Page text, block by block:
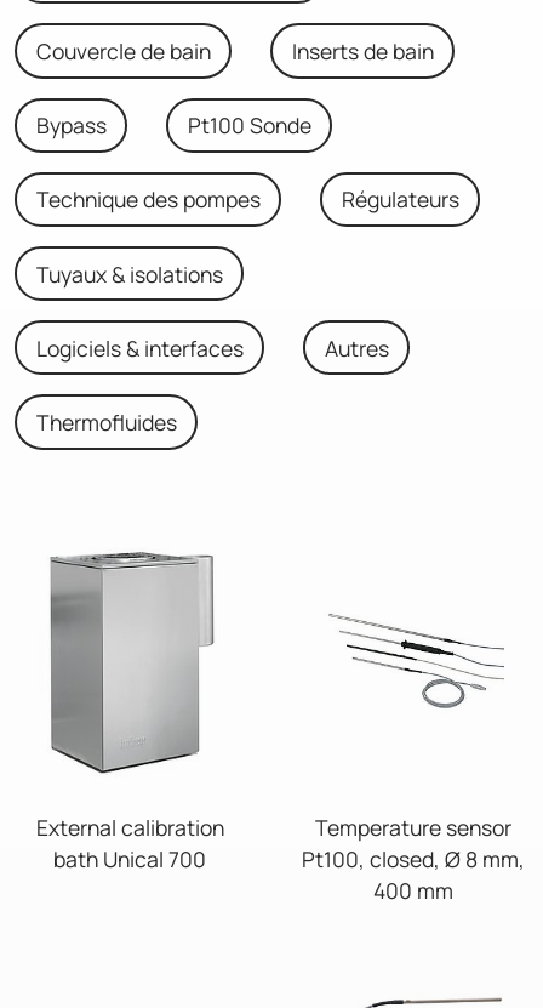
Couvercle de bain Inserts de bain
Bypass Pt100 Sonde
Technique des pompes Régulateurs
Tuyaux & isolations
Logiciels & interfaces Autres
Thermofluides
External calibration
bath Unical 700
Temperature sensor
Pt100, closed, Ø 8 mm,
400 mm